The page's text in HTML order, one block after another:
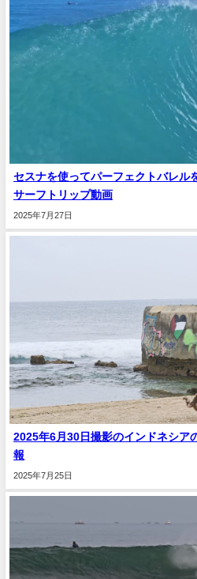
セスナを使ってパーフェクトバレル
サーフトリップ動画
2025年7月27日
2025年6月30日撮影のインドネシア
報
2025年7月25日